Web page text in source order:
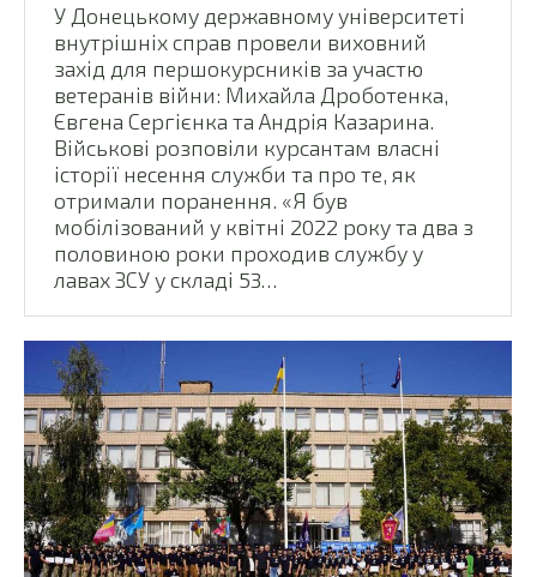
У Донецькому державному університеті
внутрішніх справ провели виховний
захід для першокурсників за участю
ветеранів війни: Михайла Дроботенка,
Євгена Сергієнка та Андрія Казарина.
Військові розповіли курсантам власні
історії несення служби та про те, як
отримали поранення. «Я був
мобілізований у квітні 2022 року та два з
половиною роки проходив службу у
лавах ЗСУ у складі 53…